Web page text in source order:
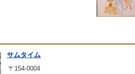
サムタイム
〒154-0004